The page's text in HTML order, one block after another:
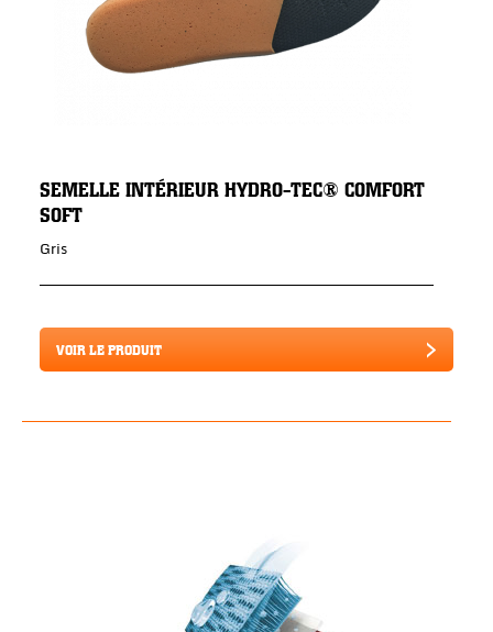
SEMELLE INTÉRIEUR HYDRO-TEC® COMFORT
SOFT
Gris
VOIR LE PRODUIT